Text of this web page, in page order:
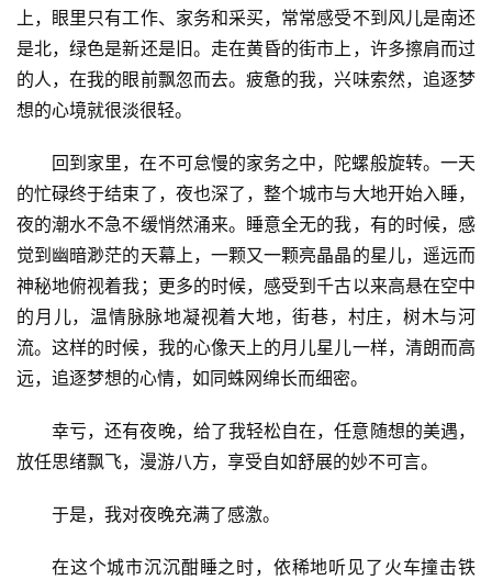
上，眼里只有工作、家务和采买，常常感受不到风儿是南还
是北，绿色是新还是旧。走在黄昏的街市上，许多擦肩而过
的人，在我的眼前飘忽而去。疲惫的我，兴味索然，追逐梦
想的心境就很淡很轻。
回到家里，在不可怠慢的家务之中，陀螺般旋转。一天
的忙碌终于结束了，夜也深了，整个城市与大地开始入睡，
夜的潮水不急不缓悄然涌来。睡意全无的我，有的时候，感
觉到幽暗渺茫的天幕上，一颗又一颗亮晶晶的星儿，遥远而
神秘地俯视着我；更多的时候，感受到千古以来高悬在空中
的月儿，温情脉脉地凝视着大地，街巷，村庄，树木与河
流。这样的时候，我的心像天上的月儿星儿一样，清朗而高
远，追逐梦想的心情，如同蛛网绵长而细密。
幸亏，还有夜晚，给了我轻松自在，任意随想的美遇，
放任思绪飘飞，漫游八方，享受自如舒展的妙不可言。
于是，我对夜晚充满了感激。
在这个城市沉沉酣睡之时，依稀地听见了火车撞击铁